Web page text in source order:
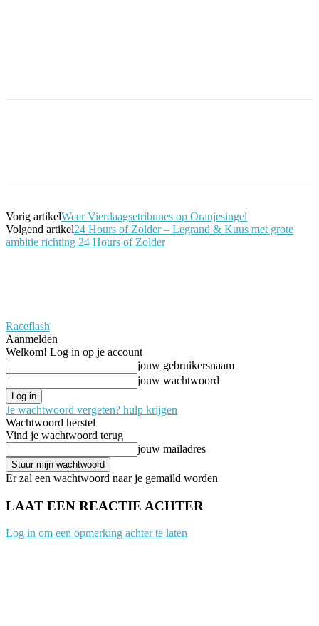
Vorig artikelWeer Vierdaagsetribunes op Oranjesingel
Volgend artikel24 Hours of Zolder – Legrand & Kuus met grote
ambitie richting 24 Hours of Zolder
Raceflash
Aanmelden
Welkom! Log in op je account
jouw gebruikersnaam
jouw wachtwoord
Je wachtwoord vergeten? hulp krijgen
Wachtwoord herstel
Vind je wachtwoord terug
jouw mailadres
Er zal een wachtwoord naar je gemaild worden
LAAT EEN REACTIE ACHTER
Log in om een opmerking achter te laten